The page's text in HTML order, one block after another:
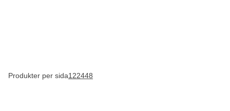
Produkter per sida122448